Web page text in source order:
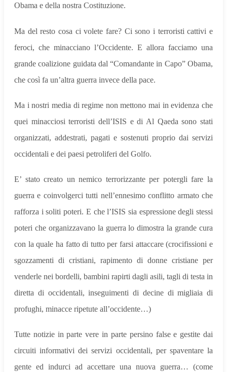
Obama e della nostra Costituzione.
Ma del resto cosa ci volete fare? Ci sono i terroristi cattivi e
feroci, che minacciano l’Occidente. E allora facciamo una
grande coalizione guidata dal “Comandante in Capo” Obama,
che così fa un’altra guerra invece della pace.
Ma i nostri media di regime non mettono mai in evidenza che
quei minacciosi terroristi dell’ISIS e di Al Qaeda sono stati
organizzati, addestrati, pagati e sostenuti proprio dai servizi
occidentali e dei paesi petroliferi del Golfo.
E’ stato creato un nemico terrorizzante per potergli fare la
guerra e coinvolgerci tutti nell’ennesimo conflitto armato che
rafforza i soliti poteri. E che l’ISIS sia espressione degli stessi
poteri che organizzavano la guerra lo dimostra la grande cura
con la quale ha fatto di tutto per farsi attaccare (crocifissioni e
sgozzamenti di cristiani, rapimento di donne cristiane per
venderle nei bordelli, bambini rapirti dagli asili, tagli di testa in
diretta di occidentali, inseguimenti di decine di migliaia di
profughi, minacce ripetute all’occidente…)
Tutte notizie in parte vere in parte persino false e gestite dai
circuiti informativi dei servizi occidentali, per spaventare la
gente ed indurci ad accettare una nuova guerra… (come